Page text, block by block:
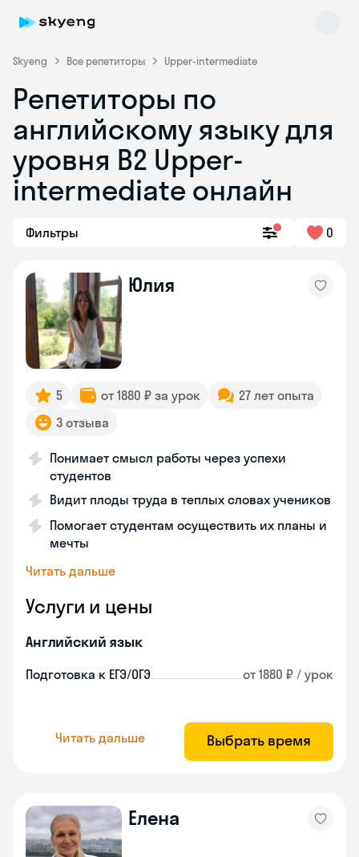
Skyeng Все репетиторы Upper-intermediate
Репетиторы по
английскому языку для
уровня B2 Upper-
intermediate онлайн
Фильтры 0
Юлия
5 от 1880 ₽ за урок
27 лет опыта
3 отзыва
Понимает смысл работы через успехи
студентов
Видит плоды труда в теплых словах учеников
Помогает студентам осуществить их планы и
мечты
Читать дальше
Услуги и цены
Английский язык
Подготовка к ЕГЭ/ОГЭ от 1880 ₽ / урок
Читать дальше Выбрать время
Елена